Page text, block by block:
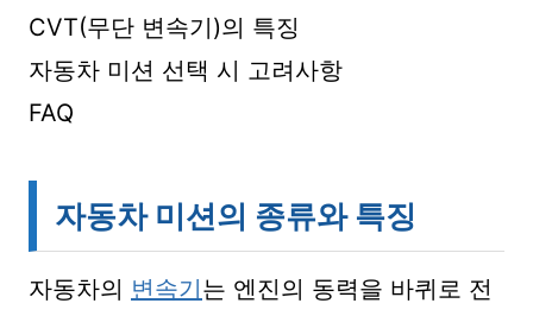
CVT(무단 변속기)의 특징
자동차 미션 선택 시 고려사항
FAQ
자동차 미션의 종류와 특징
자동차의 변속기는 엔진의 동력을 바퀴로 전